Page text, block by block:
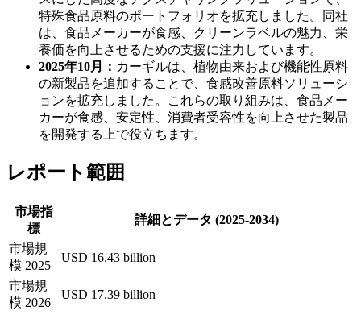
特殊食品原料のポートフォリオを拡充しました。同社
は、食品メーカーが食感、クリーンラベルの魅力、栄
養価を向上させるための支援に注力しています。
2025年10月： カーギルは、植物由来および機能性原料
の新製品を追加することで、食感改善原料ソリューシ
ョンを拡充しました。これらの取り組みは、食品メー
カーが食感、安定性、消費者受容性を向上させた製品
を開発する上で役立ちます。
レポート範囲
市場指
標
詳細とデータ (2025-2034)
市場規
模 2025
USD 16.43 billion
市場規
模 2026
USD 17.39 billion